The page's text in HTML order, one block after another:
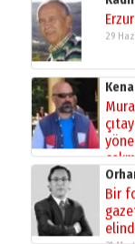
29
17 Şubat 2026 Salı
Bir
31